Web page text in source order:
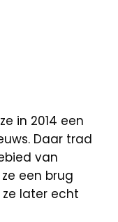
in 2014 een
Daar trad
van
een brug
later echt